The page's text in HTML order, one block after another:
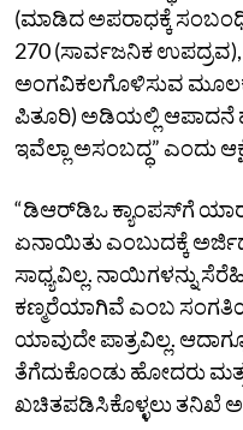
(ಮಾಡಿದ ಅಪರಾಧಕ್ಕೆ
270 (ಸಾರ್ವಜನಿಕ ಉಪದ್ರವ),
ಅಂಗವಿಕಲಗೊಳಿಸುವ ಮೂಲಕ
ಪಿತೂರಿ) ಅಡಿಯಲ್ಲಿ ಆಪಾದನೆ
ಇವೆಲ್ಲಾ ಅಸಂಬದ್ಧ” ಎಂದು
“ಡಿಆರ್‌ಡಿಒ ಕ್ಯಾಂಪಸ್‌ಗೆ
ಏನಾಯಿತು ಎಂಬುದಕ್ಕೆ
ಸಾಧ್ಯವಿಲ್ಲ. ನಾಯಿಗಳನ್ನು
ಕಣ್ಮರೆಯಾಗಿವೆ ಎಂಬ
ಯಾವುದೇ ಪಾತ್ರವಿಲ್ಲ.
ತೆಗೆದುಕೊಂಡು ಹೋದರು
ಖಚಿತಪಡಿಸಿಕೊಳ್ಳಲು ತನಿಖೆ